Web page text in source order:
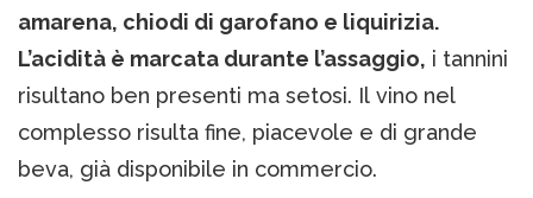
amarena, chiodi di garofano e liquirizia.
L’acidità è marcata durante l’assaggio, i tannini
risultano ben presenti ma setosi. Il vino nel
complesso risulta fine, piacevole e di grande
beva, già disponibile in commercio.